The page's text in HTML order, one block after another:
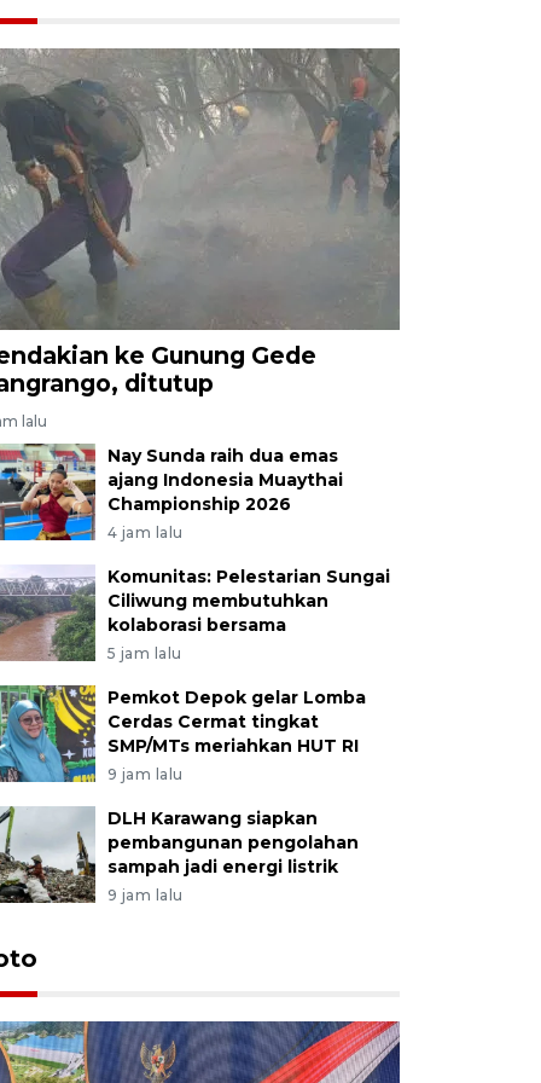
ke Gunung Gede
ditutup
lalu
Nay Sunda raih dua emas
ajang Indonesia Muaythai
Championship 2026
4 jam lalu
Komunitas: Pelestarian Sungai
Ciliwung membutuhkan
kolaborasi bersama
5 jam lalu
Pemkot Depok gelar Lomba
Cerdas Cermat tingkat
SMP/MTs meriahkan HUT RI
9 jam lalu
DLH Karawang siapkan
pembangunan pengolahan
sampah jadi energi listrik
9 jam lalu